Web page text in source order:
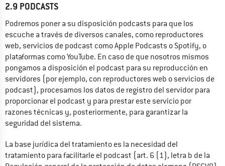
2.9 PODCASTS
Podremos poner a su disposición podcasts para que los
escuche a través de diversos canales, como reproductores
web, servicios de podcast como Apple Podcasts o Spotify, o
plataformas como YouTube. En caso de que nosotros mismos
pongamos a disposición el podcast para su reproducción en
servidores (por ejemplo, con reproductores web o servicios de
podcast), procesamos los datos de registro del servidor para
proporcionar el podcast y para prestar este servicio por
razones técnicas y, posteriormente, para garantizar la
seguridad del sistema.
La base jurídica del tratamiento es la necesidad del
tratamiento para facilitarle el podcast (art. 6 (1), letra b de la